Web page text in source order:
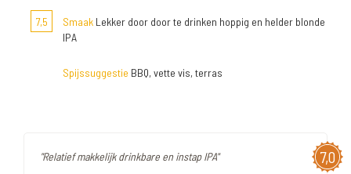
7,5 Smaak Lekker door door te drinken hoppig en helder blonde
IPA
Spijssuggestie BBQ, vette vis, terras
7,0
"Relatief makkelijk drinkbare en instap IPA"